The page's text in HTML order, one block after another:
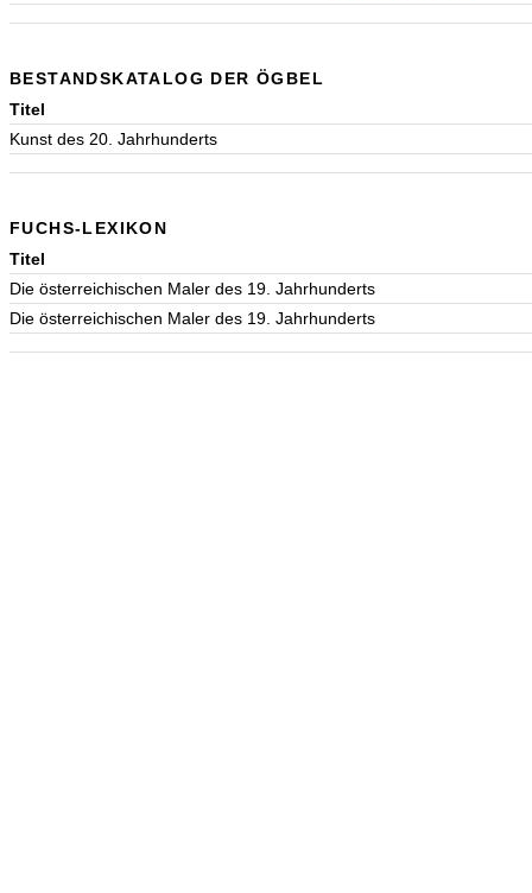
BESTANDSKATALOG DER ÖGBEL
Titel
Kunst des 20. Jahrhunderts
FUCHS-LEXIKON
Titel
Die österreichischen Maler des 19. Jahrhunderts
Die österreichischen Maler des 19. Jahrhunderts